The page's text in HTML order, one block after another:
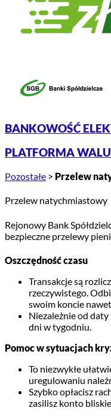
BANKOWOŚĆ
PLATFORMA
Pozostałe > Przelew
Przelew natychmiastowy
Rejonowy Bank
bezpieczne przelewy
Oszczędność czasu
Transakcje są
rzeczywistego.
swoim koncie
Niezależnie od
dni w tygodniu.
Pomoc w sytuacjach
To niezwykłe
uregulowaniu
Szybko opłacisz
zasilisz konto